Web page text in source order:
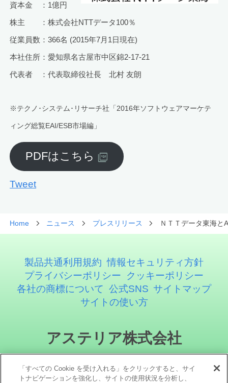
資本金 ：1億円
株主 ：株式会社NTTデータ100％
従業員数：366名 (2015年7月1日現在)
本社住所：愛知県名古屋市中区錦2-17-21
代表者 ：代表取締役社長 北村 友朗
※テクノ･システム･リサーチ社「2016年ソフトウェアマーケテ
ィング総覧EAI/ESB市場編」
PDFはこちら
Tweet
Home ニュース プレスリリース ＮＴＴデータ東海と
製品共通利用規約 情報セキュリティ方針
プライバシーポリシー
クッキーポリシー
各社の商標について 公式SNS サイトマップ
サイトの使い方
アステリア株式会社
「すべての Cookie を受け入れる」をクリックすると、サイ
トナビゲーションを強化し、サイトの使用状況を分析し、